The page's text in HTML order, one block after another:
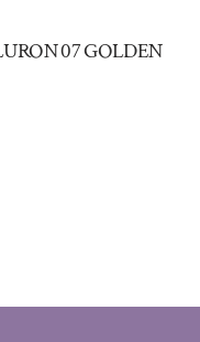
07 GOLDEN